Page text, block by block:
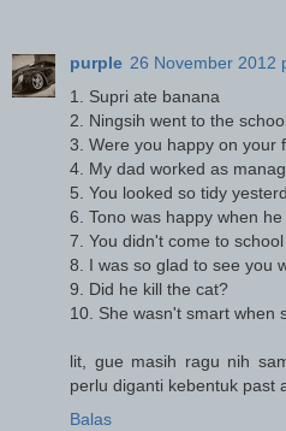
purple 26 November 2012
1. Supri ate banana
2. Ningsih went to the
3. Were you happy on your
4. My dad worked as
5. You looked so tidy
6. Tono was happy when
7. You didn't come to
8. I was so glad to see you
9. Did he kill the cat?
10. She wasn't smart when
lit, gue masih ragu nih
perlu diganti kebentuk past
Balas